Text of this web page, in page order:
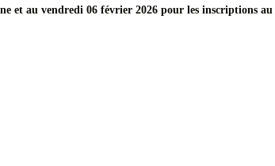
et au vendredi 06 février 2026 pour les inscriptions